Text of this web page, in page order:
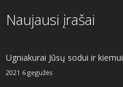
Naujausi įrašai
Ugniakurai Jūsų sodui ir kiemui
2021 6 gegužės